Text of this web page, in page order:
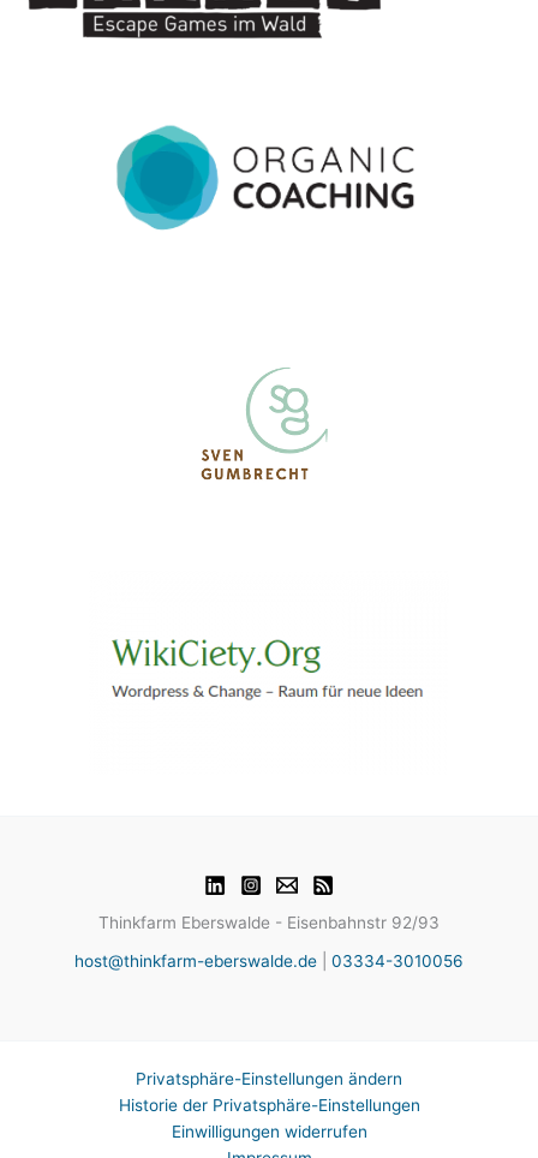
Thinkfarm Eberswalde - Eisenbahnstr 92/93
host@thinkfarm-eberswalde.de
03334-3010056
Privatsphäre-Einstellungen ändern
Historie der Privatsphäre-Einstellungen
Einwilligungen widerrufen